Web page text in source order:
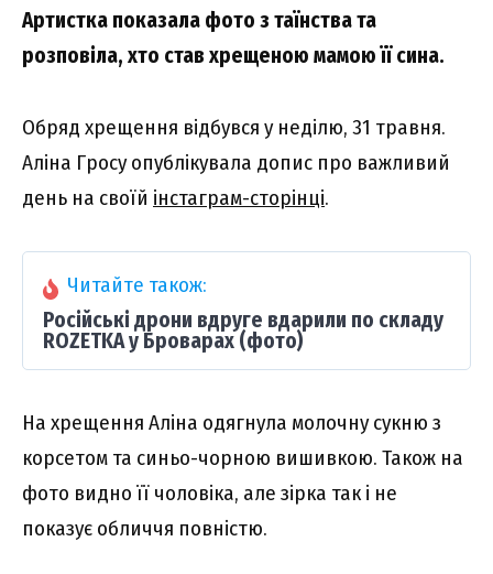
Артистка показала фото з таїнства та
розповіла, хто став хрещеною мамою її сина.
Обряд хрещення відбувся у неділю, 31 травня.
Аліна Гросу опублікувала допис про важливий
день на своїй інстаграм-сторінці.
Читайте також:
Російські дрони вдруге вдарили по складу
ROZETKA у Броварах (фото)
На хрещення Аліна одягнула молочну сукню з
корсетом та синьо-чорною вишивкою. Також на
фото видно її чоловіка, але зірка так і не
показує обличчя повністю.